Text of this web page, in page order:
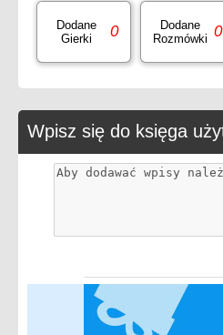
Dodane
Gierki
0
Dodane
Rozmówki 0
Wpisz się do księga